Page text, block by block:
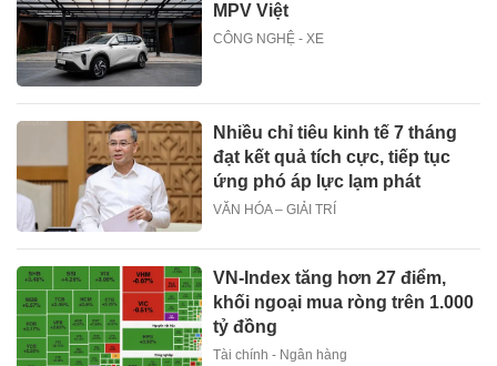
MPV Việt
CÔNG NGHỆ - XE
Nhiều chỉ tiêu kinh tế 7 tháng
đạt kết quả tích cực, tiếp tục
ứng phó áp lực lạm phát
VĂN HÓA – GIẢI TRÍ
VN-Index tăng hơn 27 điểm,
khối ngoại mua ròng trên 1.000
tỷ đồng
Tài chính - Ngân hàng